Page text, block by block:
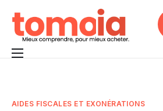
AIDES FISCALES ET EXONÉRATIONS